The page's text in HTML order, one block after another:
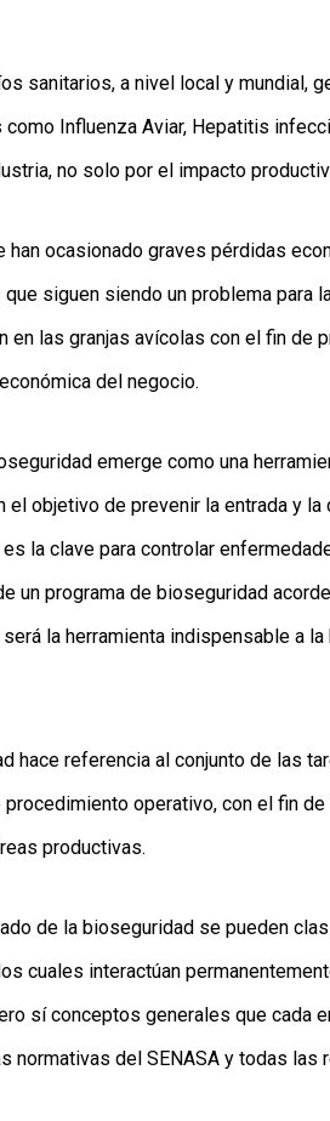
sanitarios, a nivel local y mundial,
Influenza Aviar, Hepatitis
no solo por el impacto
han ocasionado graves pérdidas
siguen siendo un problema para
en las granjas avícolas con el fin de
del negocio.
emerge como una
el objetivo de prevenir la entrada y
es la clave para controlar
un programa de bioseguridad
la herramienta indispensable a
hace referencia al conjunto de las
operativo, con el fin
productivas.
de la bioseguridad se pueden
cuales interactúan
sí conceptos generales que cada
normativas del SENASA y todas